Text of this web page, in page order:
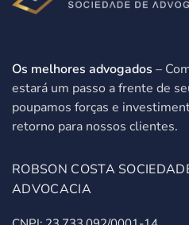
Os melhores advogados –
estará um passo a frente de
poupamos forças e
retorno para nossos clientes.
ROBSON COSTA
ADVOCACIA